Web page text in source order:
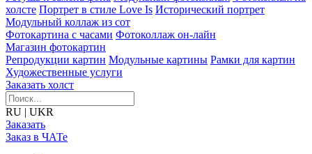
холсте Портрет в стиле Love Is Исторический портрет
Модульный коллаж из сот
Фотокартина с часами Фотоколлаж он-лайн
Магазин фотокартин
Репродукции картин Модульные картины Рамки для картин
Художественные услуги
Заказать холст
RU | UKR
Заказать
Заказ в ЧАТе